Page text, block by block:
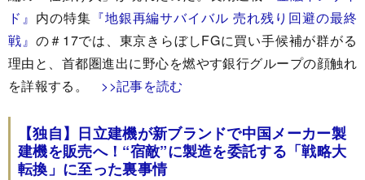
ド』 内の特集 『地銀再編サバイバル 売れ残り回避の最終
戦』 の＃17では、東京きらぼしFGに買い手候補が群がる
理由と、首都圏進出に野心を燃やす銀行グループの顔触れ
を詳報する。 >>記事を読む
【独自】日立建機が新ブランドで中国メーカー製
建機を販売へ！“宿敵”に製造を委託する「戦略大
転換」に至った裏事情